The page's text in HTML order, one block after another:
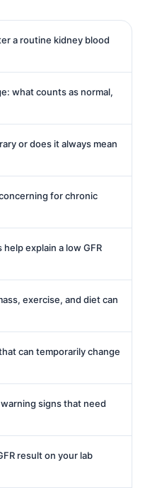
a routine kidney blood
what counts as normal,
or does it always mean
for chronic
explain a low GFR
exercise, and diet can
can temporarily change
signs that need
result on your lab